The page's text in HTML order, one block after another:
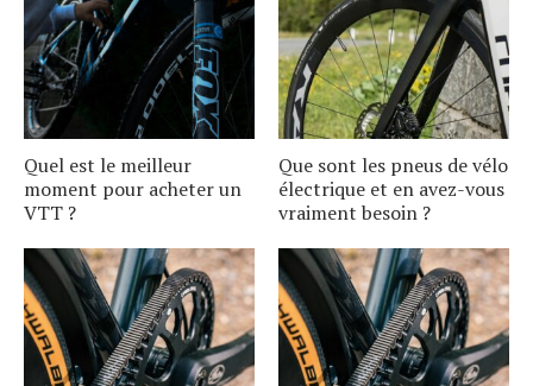
Quel est le meilleur
moment pour acheter un
VTT ?
Que sont les pneus de vélo
électrique et en avez-vous
vraiment besoin ?